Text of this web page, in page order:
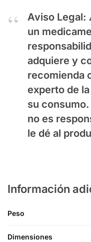
Aviso Legal:
un
adquiere y
recomienda
experto de
su consumo.
no es
le dé al
Información
Peso
Dimensiones